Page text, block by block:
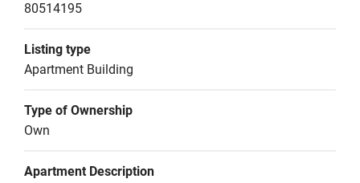
80514195
Listing type
Apartment Building
Type of Ownership
Own
Apartment Description